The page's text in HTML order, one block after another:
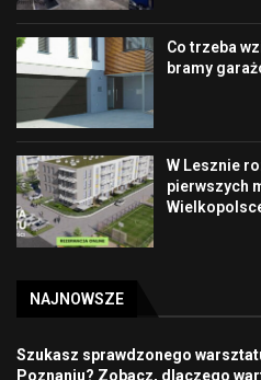
Co trzeba
bramy
W Lesznie
pierwszych
NAJNOWSZE
Szukasz sprawdzonego
Poznaniu? Zobacz, dlaczego